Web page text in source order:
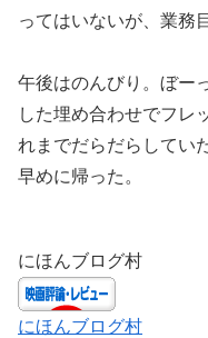
ってはいないが、業務
午後はのんびり。ぼー
した埋め合わせでフレ
れまでだらだらしてい
早めに帰った。
にほんブログ村
にほんブログ村